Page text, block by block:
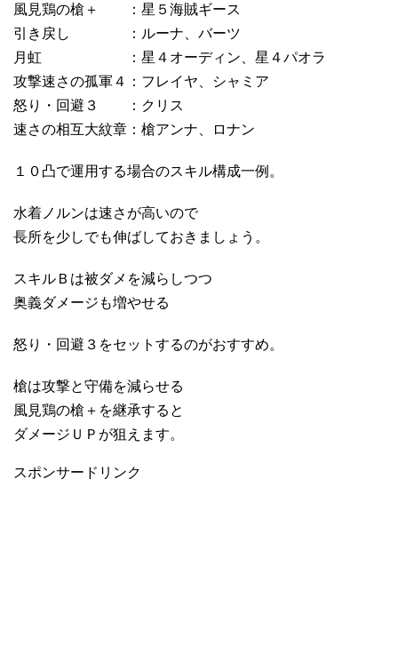
風見鶏の槍＋ ：星５海賊ギース
引き戻し ：ルーナ、バーツ
月虹 ：星４オーディン、星４パオラ
攻撃速さの孤軍４：フレイヤ、シャミア
怒り・回避３ ：クリス
速さの相互大紋章：槍アンナ、ロナン
１０凸で運用する場合のスキル構成一例。
水着ノルンは速さが高いので
長所を少しでも伸ばしておきましょう。
スキルＢは被ダメを減らしつつ
奥義ダメージも増やせる
怒り・回避３をセットするのがおすすめ。
槍は攻撃と守備を減らせる
風見鶏の槍＋を継承すると
ダメージＵＰが狙えます。
スポンサードリンク